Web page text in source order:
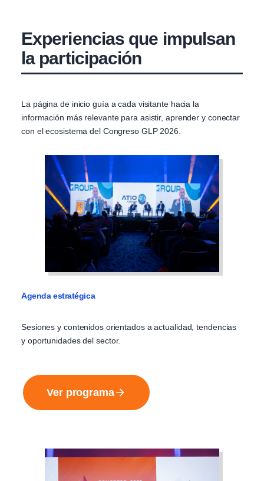
Experiencias que impulsan
la participación
La página de inicio guía a cada visitante hacia la
información más relevante para asistir, aprender y conectar
con el ecosistema del Congreso GLP 2026.
Agenda estratégica
Sesiones y contenidos orientados a actualidad, tendencias
y oportunidades del sector.
Ver programa